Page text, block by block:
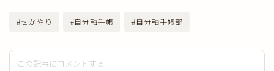
#せかやり #自分軸手帳 #自分軸手帳部